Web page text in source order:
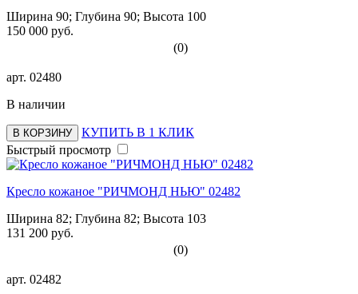
Ширина 90; Глубина 90; Высота 100
150 000 руб.
(0)
арт. 02480
В наличии
В КОРЗИНУ
КУПИТЬ В 1 КЛИК
Быстрый просмотр
Кресло кожаное "РИЧМОНД НЬЮ" 02482
Ширина 82; Глубина 82; Высота 103
131 200 руб.
(0)
арт. 02482